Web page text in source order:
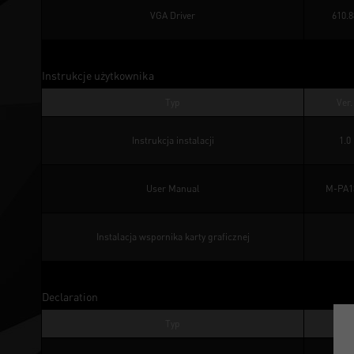
VGA Driver
Instrukcje użytkownika
Instrukcja instalacji 1.0
User Manual M-
Instalacja wspornika karty graficznej
Declaration